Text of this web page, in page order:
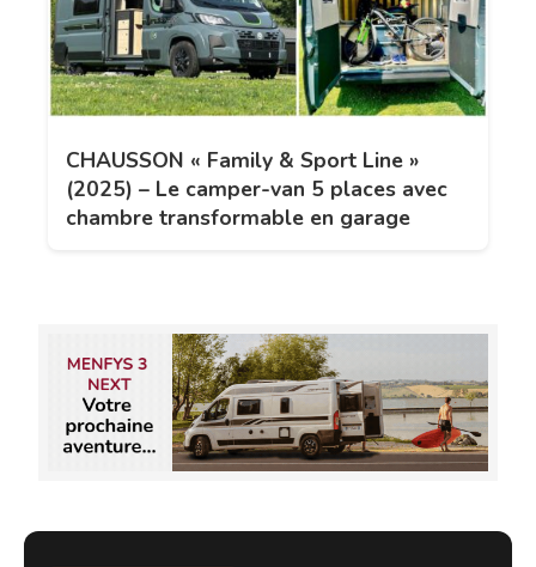
CHAUSSON « Family & Sport Line »
(2025) – Le camper-van 5 places avec
chambre transformable en garage